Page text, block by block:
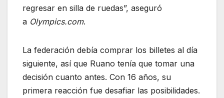
regresar en silla de ruedas”, aseguró
a Olympics.com.
La federación debía comprar los billetes al día
siguiente, así que Ruano tenía que tomar una
decisión cuanto antes. Con 16 años, su
primera reacción fue desafiar las posibilidades.